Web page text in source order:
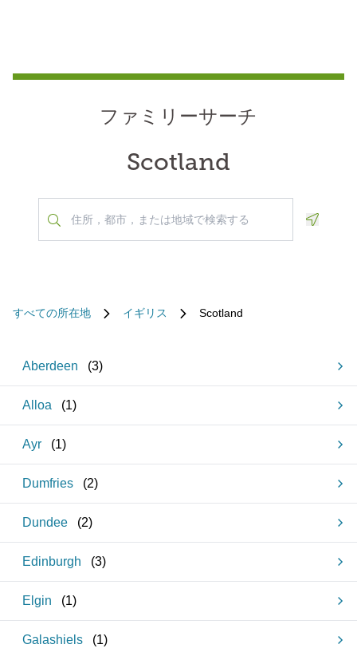
ファミリーサーチ
Scotland
すべての所在地 イギリス Scotland
Aberdeen (3)
Alloa (1)
Ayr (1)
Dumfries (2)
Dundee (2)
Edinburgh (3)
Elgin (1)
Galashiels (1)